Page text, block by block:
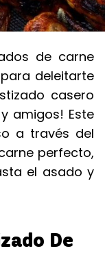
de carne
deleitarte
casero
amigos! Este
a través del
perfecto,
el asado y
De